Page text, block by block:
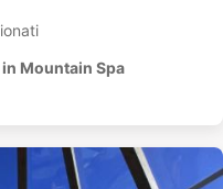
Mountain Spa